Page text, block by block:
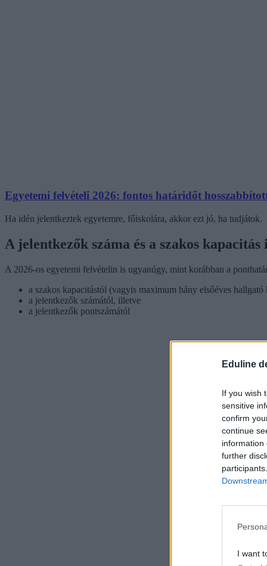
Eduline
If you wish
sensitive
confirm
continue
information
further
I want
Egyetemi felvételi 2026: fontos határidőt
Ha idén jelentkeztek egyetemre, főiskolára, akkor ezt jó, ha tudjátok.
A jelentkezők száma és a szakos kapacitás
A 2026-os egyetemi felvételin is ugyanúgy, mint korábban a
a szakos kapacitástól (vagyis maximum hány elsőéves hallgató
a jelentkezők számától, illetve
a jelentkezők pontszámától